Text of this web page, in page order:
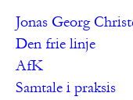
Jonas Georg
Den frie linje
AfK
Samtale i praksis